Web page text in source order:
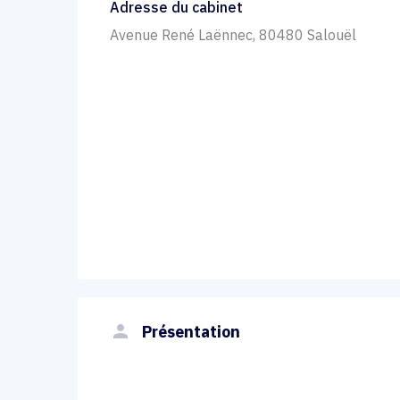
Adresse du cabinet
Avenue René Laënnec, 80480 Salouël
person Présentation